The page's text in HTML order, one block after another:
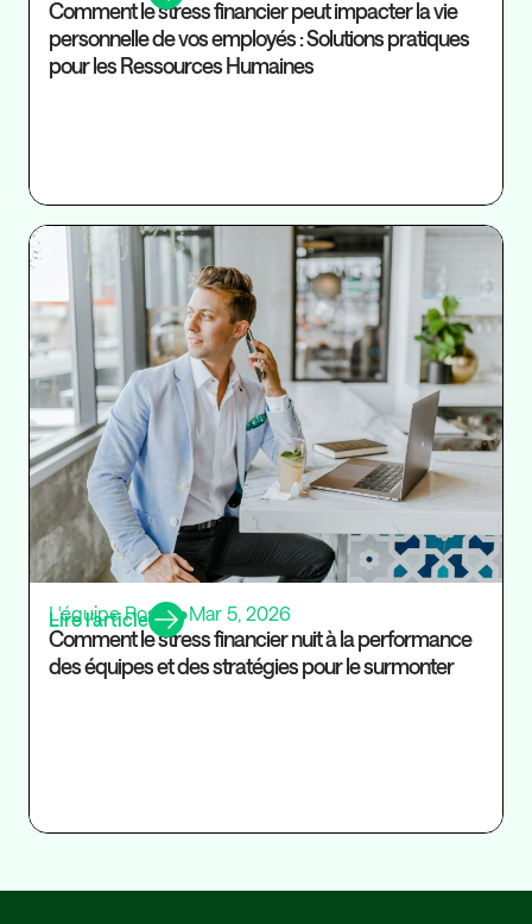
Comment le stress financier peut impacter la vie
personnelle de vos employés : Solutions pratiques
pour les Ressources Humaines
L'équipe Rosaly•Mar 5, 2026
Comment le stress financier nuit à la performance
des équipes et des stratégies pour le surmonter
Lire l’article